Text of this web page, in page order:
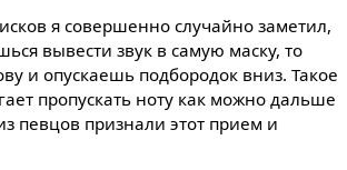
я совершенно случайно заметил,
вывести звук в самую маску, то
и опускаешь подбородок вниз. Такое
пропускать ноту как можно дальше
певцов признали этот прием и